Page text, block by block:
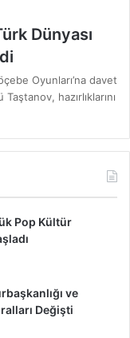
Dünyası
Oyunları’na davet
hazırlıklarını
Pop Kültür
ve
Değişti